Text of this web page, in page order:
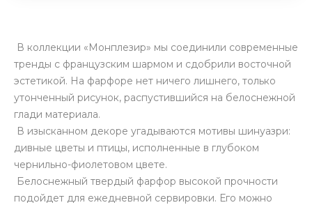
В коллекции «Монплезир» мы соединили современные
тренды с французским шармом и сдобрили восточной
эстетикой. На фарфоре нет ничего лишнего, только
утонченный рисунок, распустившийся на белоснежной
глади материала.
В изысканном декоре угадываются мотивы шинуазри:
дивные цветы и птицы, исполненные в глубоком
чернильно-фиолетовом цвете.
Белоснежный твердый фарфор высокой прочности
подойдет для ежедневной сервировки. Его можно